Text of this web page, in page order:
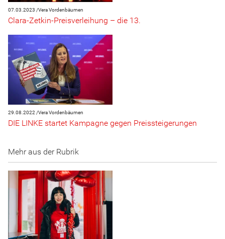
07.03.2023 /Vera Vordenbäumen
Clara-Zetkin-Preisverleihung – die 13.
29.08.2022 /Vera Vordenbäumen
DIE LINKE startet Kampagne gegen Preissteigerungen
Mehr aus der Rubrik